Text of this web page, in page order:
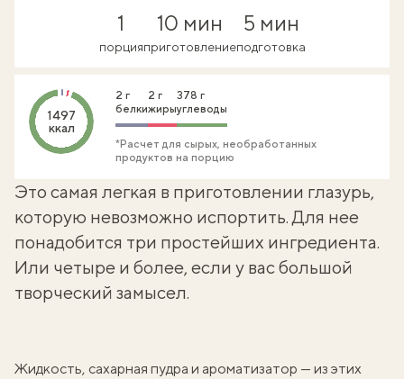
1
порция
10 мин
приготовление
5 мин
подготовка
1497
ккал
2 г
белки
2 г
жиры
378 г
углеводы
*Расчет для сырых, необработанных
продуктов на порцию
Это самая легкая в приготовлении глазурь,
которую невозможно испортить. Для нее
понадобится три простейших ингредиента.
Или четыре и более, если у вас большой
творческий замысел.
Жидкость, сахарная пудра и ароматизатор — из этих